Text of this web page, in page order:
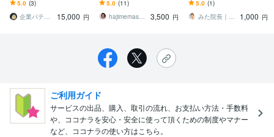
のお助けします
5.0 (3)
企業パティシエO
15,000 円
です♪プロの方も♡
5.0 (11)
hajimemashite YM
3,500 円
食べられる焼きドーナツ
です
5.0 (1)
みた院長｜心と身体の研究家
1,000 円
ご利用ガイド
サービスの出品、購入、取引の流れ、お支払い方法・手数料
や、ココナラを安心・安全に使って頂くための制度やマナー
など、ココナラの使い方はこちら。